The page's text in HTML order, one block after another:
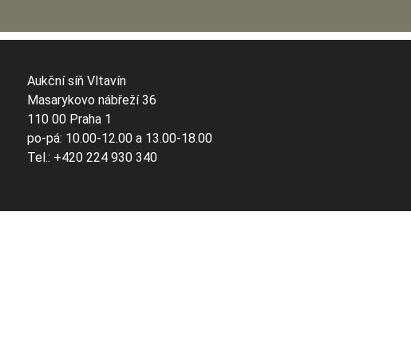
Aukční síň Vltavín
Masarykovo nábřeží 36
110 00 Praha 1
po-pá: 10.00-12.00 a 13.00-18.00
Tel.: +420 224 930 340